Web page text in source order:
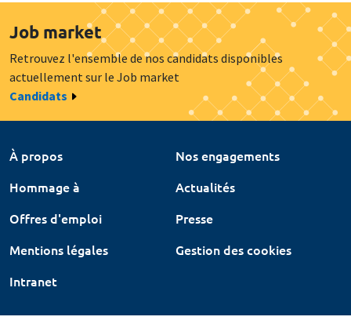
Job market
Retrouvez l'ensemble de nos candidats disponibles
actuellement sur le Job market
Candidats
À propos
Nos engagements
Hommage à
Actualités
Offres d'emploi
Presse
Mentions légales
Gestion des cookies
Intranet